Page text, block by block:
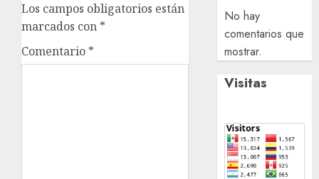
Los campos obligatorios están
marcados con *
Comentario *
No hay
comentarios que
mostrar.
Visitas